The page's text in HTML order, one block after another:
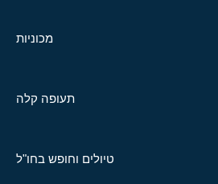
מכוניות
תעופה קלה
טיולים וחופש בחו"ל